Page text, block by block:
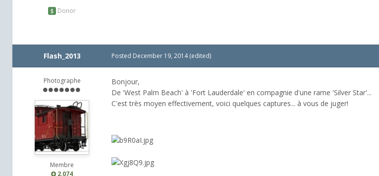
Donor
Flash_2013
Photographe
Membre
2,074
Posted December 19, 2014 (edited)
Bonjour,
De 'West Palm Beach' à 'Fort Lauderdale' en compagnie d'une rame 'Silver Star'...
C'est très moyen effectivement, voici quelques captures... à vous de juger!